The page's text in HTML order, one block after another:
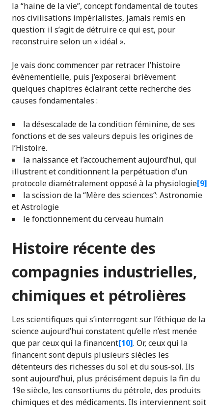
la “haine de la vie”, concept fondamental de toutes
nos civilisations impérialistes, jamais remis en
question: il s’agit de détruire ce qui est, pour
reconstruire selon un « idéal ».
Je vais donc commencer par retracer l’histoire
évènementielle, puis j’exposerai brièvement
quelques chapitres éclairant cette recherche des
causes fondamentales :
la désescalade de la condition féminine, de ses
fonctions et de ses valeurs depuis les origines de
l’Histoire.
la naissance et l’accouchement aujourd’hui, qui
illustrent et conditionnent la perpétuation d’un
protocole diamétralement opposé à la physiologie[9]
la scission de la “Mère des sciences“: Astronomie
et Astrologie
le fonctionnement du cerveau humain
Histoire récente des
compagnies industrielles,
chimiques et pétrolières
Les scientifiques qui s’interrogent sur l’éthique de la
science aujourd’hui constatent qu’elle n’est menée
que par ceux qui la financent[10]. Or, ceux qui la
financent sont depuis plusieurs siècles les
détenteurs des richesses du sol et du sous-sol. Ils
sont aujourd’hui, plus précisément depuis la fin du
19e siècle, les consortiums du pétrole, des produits
chimiques et des médicaments. Ils interviennent soit